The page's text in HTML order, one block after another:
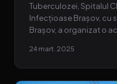
Tuberculozei, Spitalul
Infecțioase Brașov, cu
Brașov, a organizat o
24 mart. 2025